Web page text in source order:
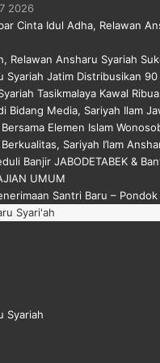
2026
Cinta Idul Adha, Relawan
Relawan Ansharu Syariah
Syariah Jatim Distribusikan
Tasikmalaya Kawal
Bidang Media, Sariyah Ilam
Elemen Islam
Sariyah I’lam
Banjir JABODETABEK &
UMUM
Santri Baru –
Syariah